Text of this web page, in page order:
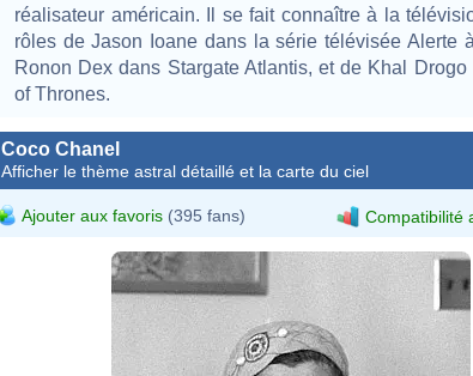
réalisateur américain. Il se fait connaître à la
rôles de Jason Ioane dans la série télévisée Alerte
Ronon Dex dans Stargate Atlantis, et de Khal Drogo
of Thrones.
Coco Chanel
Afficher le thème astral détaillé et la carte du ciel
Ajouter aux favoris (395 fans) Compatibilité